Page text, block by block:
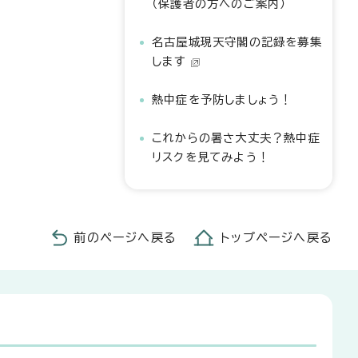
（保護者の方へのご案内）
名古屋城現天守閣の記録を募集
します
熱中症を予防しましょう！
これからの暑さ大丈夫？熱中症
リスクを見てみよう！
前のページへ戻る トップページへ戻る